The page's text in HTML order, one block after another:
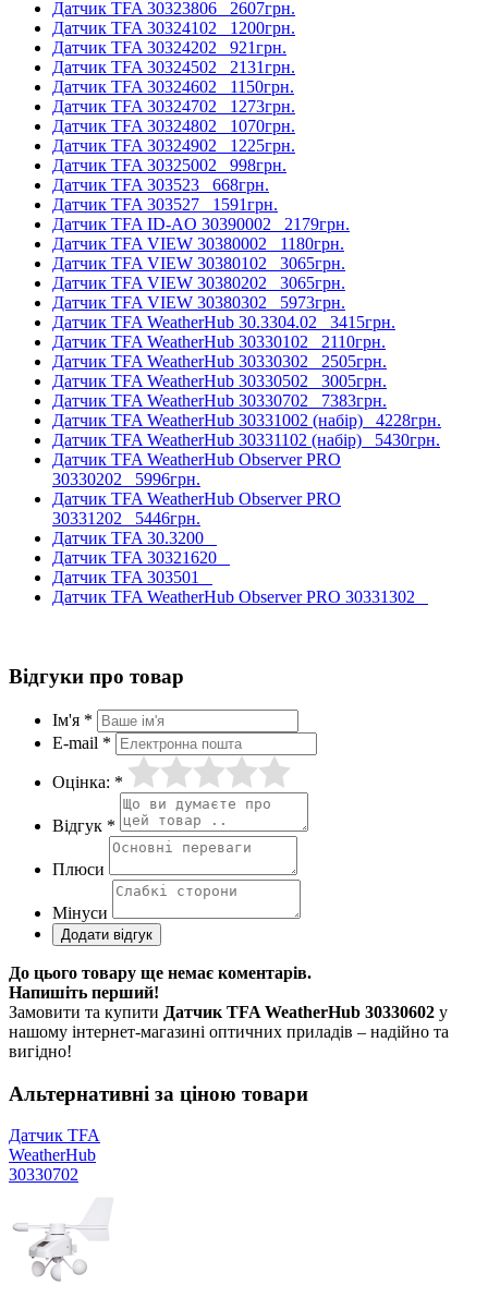
Датчик TFA 30323806 2607грн.
Датчик TFA 30324102 1200грн.
Датчик TFA 30324202 921грн.
Датчик TFA 30324502 2131грн.
Датчик TFA 30324602 1150грн.
Датчик TFA 30324702 1273грн.
Датчик TFA 30324802 1070грн.
Датчик TFA 30324902 1225грн.
Датчик TFA 30325002 998грн.
Датчик TFA 303523 668грн.
Датчик TFA 303527 1591грн.
Датчик TFA ID-AO 30390002 2179грн.
Датчик TFA VIEW 30380002 1180грн.
Датчик TFA VIEW 30380102 3065грн.
Датчик TFA VIEW 30380202 3065грн.
Датчик TFA VIEW 30380302 5973грн.
Датчик TFA WeatherHub 30.3304.02 3415грн.
Датчик TFA WeatherHub 30330102 2110грн.
Датчик TFA WeatherHub 30330302 2505грн.
Датчик TFA WeatherHub 30330502 3005грн.
Датчик TFA WeatherHub 30330702 7383грн.
Датчик TFA WeatherHub 30331002 (набір) 4228грн.
Датчик TFA WeatherHub 30331102 (набір) 5430грн.
Датчик TFA WeatherHub Observer PRO
30330202 5996грн.
Датчик TFA WeatherHub Observer PRO
30331202 5446грн.
Датчик TFA 30.3200
Датчик TFA 30321620
Датчик TFA 303501
Датчик TFA WeatherHub Observer PRO 30331302
Відгуки про товар
Ім'я *
E-mail *
Оцінка: *
Відгук *
Плюси
Мінуси
До цього товару ще немає коментарів.
Напишіть перший!
Замовити та купити Датчик TFA WeatherHub 30330602 у
нашому інтернет-магазині оптичних приладів – надійно та
вигідно!
Альтернативні за ціною товари
Датчик TFA
WeatherHub
30330702